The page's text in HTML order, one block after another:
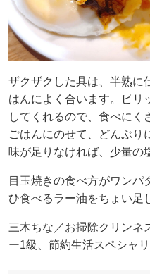
ザクザクした具は、半熟に
はんによく合います。ピリ
してくれるので、食べにく
ごはんにのせて、どんぶり
味が足りなければ、少量の
目玉焼きの食べ方がワンパ
ひ食べるラー油をちょい足
三木ちな／お掃除クリンネ
ー1級、節約生活スペシャ